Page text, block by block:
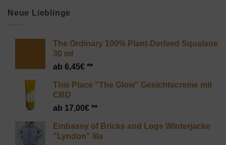
Neue Lieblinge
The Ordinary 100% Plant-Derived Squalane
30 ml
6,45€
This Place "The Glow" Gesichtscreme mit
CBD
17,00€
Embassy of Bricks and Logs Winterjacke
"Lyndon" lila